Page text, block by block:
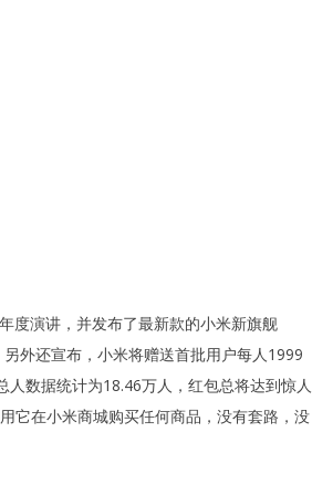
度演讲，并发布了最新款的小米新旗舰
外还宣布，小米将赠送首批用户每人1999
人数据统计为18.46万人，红包总将达到惊人
它在小米商城购买任何商品，没有套路，没